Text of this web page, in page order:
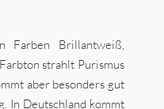
Farben Brillantweiß,
strahlt Purismus
aber besonders gut
In Deutschland kommt